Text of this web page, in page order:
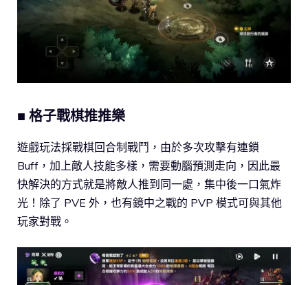
■ 格子戰棋推推樂
遊戲玩法採戰棋回合制戰鬥，由於多次攻擊有連鎖
Buff，加上敵人技能多樣，需要動腦預測走向，因此最
快解決的方式就是將敵人推到同一處，集中後一口氣炸
光！除了 PVE 外，也有鏡中之戰的 PVP 模式可與其他
玩家對戰。